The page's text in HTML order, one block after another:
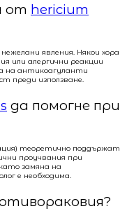
от hericium
явления. Някои хора
или алергични реакции
на антикоагуланти
преди използване.
да помогне при
теоретично поддържат
проучвания при
замяна на
е необходима.